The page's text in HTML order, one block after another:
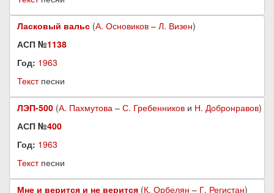
Ласковый вальс (А. Основиков – Л. Визен)
АСП №1138
Год: 1963
Текстпесни
ЛЭП-500 (А. Пахмутова – С. Гребенников и Н. Добронравов)
АСП №400
Год: 1963
Текстпесни
Мне и верится и не верится (К. Орбелян – Г. Регистан)